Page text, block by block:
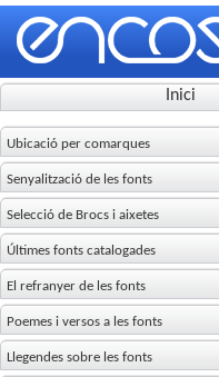
Inici
Ubicació per comarques
Senyalització de les fonts
Selecció de Brocs i aixetes
Últimes fonts catalogades
El refranyer de les fonts
Poemes i versos a les fonts
Llegendes sobre les fonts